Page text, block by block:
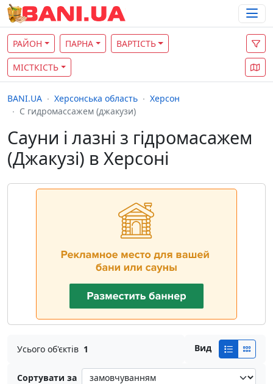
РАЙОН ПАРНА ВАРТІСТЬ
МІСТКІСТЬ
BANI.UA Херсонська область
Херсон
С гидромассажем (джакузи)
Сауни і лазні з гідромасажем
(Джакузі) в Херсоні
Усього об'єктів 1 Вид
Сортувати за